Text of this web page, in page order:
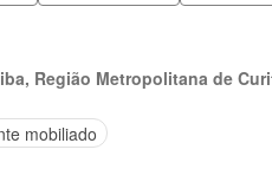
Região Metropolitana de
mobiliado